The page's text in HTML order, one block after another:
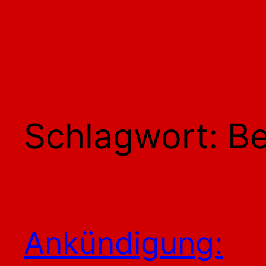
Schlagwort:
Ankündigung: